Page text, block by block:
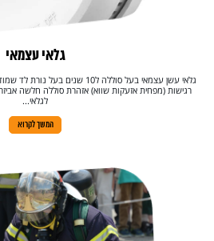
גלאי עצמאי
גלאי עשן עצמאי בעל סוללה ל10
רגישות (מפחית אזעקות שווא) אזהרת סוללה חלשה
לגלאי...
המשך לקרוא